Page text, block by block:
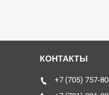
+7 (705) 757-